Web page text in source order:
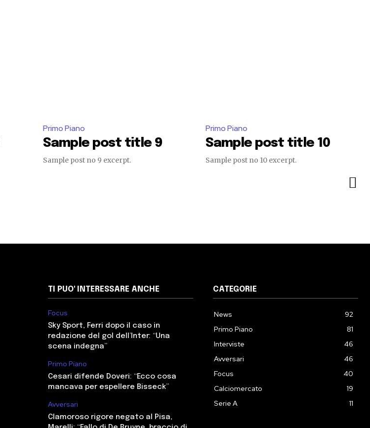
Primo Piano
Sample post title 9
Sample post no 9 excerpt.
Primo Piano
Sample post title 10
Sample post no 10 excerpt.
TI PUO' INTERESSARE ANCHE
Focus
Sky Sport, Ferri dopo il caso in
redazione del gol dell’Inter: “Una
scena indegna”
Primo Piano
Cesari difende Doveri: “Ecco cosa
mancava per espellere Bisseck”
Avversari
Clamoroso rigore negato al Pisa,
CATEGORIE
News
92
Primo Piano
81
Interviste
46
Avversari
46
Focus
40
Calciomercato
19
Serie A
11